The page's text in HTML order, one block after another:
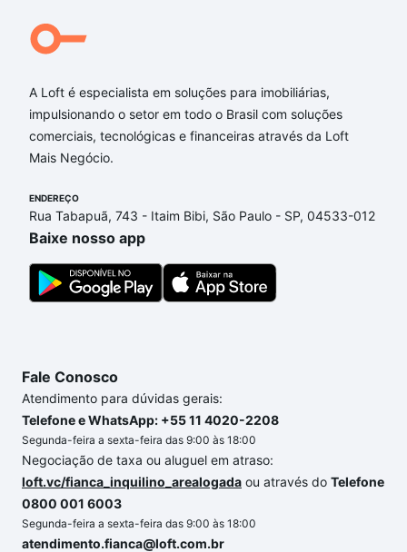
Qual o preço de Apartamentos com 1 quarto à
venda em Jardim Montreal, Sorocaba, SP?
Aqui na Loft temos a oferta ideal para você, com
Apartamentos com 1 quarto à venda em Jardim
Montreal, Sorocaba, SP que custam a partir de R$ 0
e com nossas opções de financiamento imobiliário
Se ainda tem alguma dúvida dos custos envolvidos
no processo de compra, veja em nosso portal
quanto custa comprar um apartamento
a gente para comprar o imóvel dos seus sonhos
com segurança e conforto. Loft, com você até as
A Loft é especialista em soluções para imobiliárias,
impulsionando o setor em todo o Brasil com soluções
comerciais, tecnológicas e financeiras através da Loft
Mais Negócio.
ENDEREÇO
Rua Tabapuã, 743 - Itaim Bibi, São Paulo - SP, 04533-012
Baixe nosso app
Fale Conosco
Atendimento para dúvidas gerais:
Telefone e WhatsApp: +55 11 4020-2208
Segunda-feira a sexta-feira das 9:00 às 18:00
Negociação de taxa ou aluguel em atraso:
loft.vc/fianca_inquilino_arealogada ou através do Telefone
0800 001 6003
Segunda-feira a sexta-feira das 9:00 às 18:00
atendimento.fianca@loft.com.br